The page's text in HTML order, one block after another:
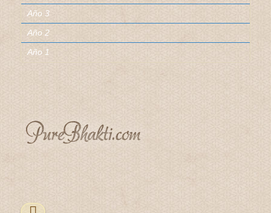
Año 3
Año 2
Año 1